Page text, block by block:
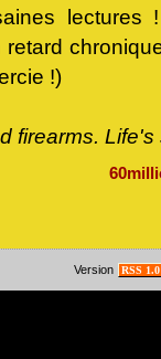
lectures
retard
!)
firearms.
Version RSS